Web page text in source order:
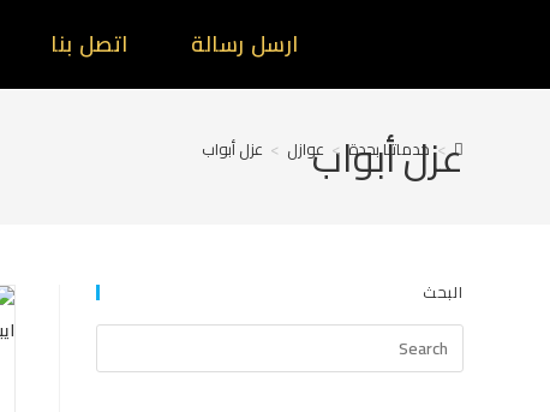
اتصل بنا ارسل رسالة
عزل أبواب
> خدماتنا بجدة > عوازل > عزل أبواب
البحث